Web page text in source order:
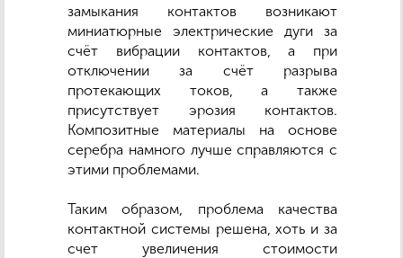
замыкания контактов возникают
миниатюрные электрические дуги за
счёт вибрации контактов, а при
отключении за счёт разрыва
протекающих токов, а также
присутствует эрозия контактов.
Композитные материалы на основе
серебра намного лучше справляются с
этими проблемами.
Таким образом, проблема качества
контактной системы решена, хоть и за
счет увеличения стоимости